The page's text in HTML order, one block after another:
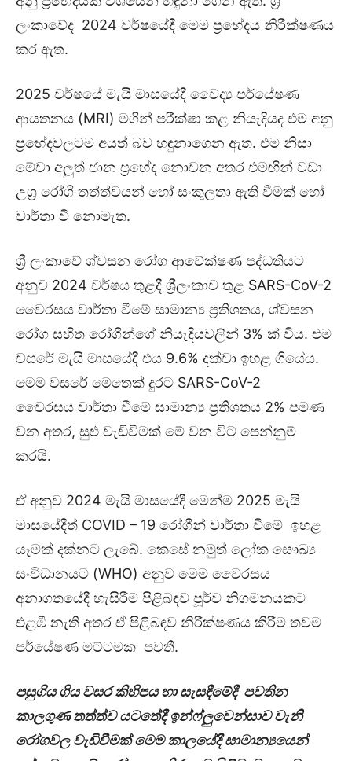
ලංකාවේද 2024 වර්ෂයේදී මෙම ප්‍රභේදය නිරීක්ෂණය
කර ඇත.
2025 වර්ෂයේ මැයි මාසයේදී වෛද්‍ය පර්යේෂණ
ආයතනය (MRI) මගින් පරීක්ෂා කළ නියැදියද එම අනු
ප්‍රභේදවලටම අයත් බව හඳුනාගෙන ඇත. එම නිසා
මේවා අලුත් ජාන ප්‍රභේද නොවන අතර එමඟින් වඩා
උග්‍ර රෝගී තත්ත්වයන් හෝ සංකූලතා ඇති වීමක් හෝ
වාර්තා වී නොමැත.
ශ්‍රී ලංකාවේ ශ්වසන රෝග ආවේක්ෂණ පද්ධතියට
අනුව 2024 වර්ෂය තුළදී ශ්‍රීලංකාව තුළ SARS-CoV-2
වෛරසය වාර්තා වීමේ සාමාන්‍ය ප්‍රතිශතය, ශ්වසන
රෝග සහිත රෝගීන්ගේ නියැදියවලින් 3% ක් විය. එම
වසරේ මැයි මාසයේදී එය 9.6% දක්වා ඉහළ ගියේය.
මෙම වසරේ මෙතෙක් දුරට SARS-CoV-2
වෛරසය වාර්තා වීමේ සාමාන්‍ය ප්‍රතිශතය 2% පමණ
වන අතර, සුළු වැඩිවීමක් මේ වන විට පෙන්නුම්
කරයි.
ඒ අනුව 2024 මැයි මාසයේදී මෙන්ම 2025 මැයි
මාසයේදීත් COVID – 19 රෝගීන් වාර්තා වීමේ ඉහළ
යෑමක් දක්නට ලැබේ. කෙසේ නමුත් ලෝක සෞඛ්‍ය
සංවිධානයට (WHO) අනුව මෙම වෛරසය
අනාගතයේදී හැසිරීම පිළිබඳව පූර්ව නිගමනයකට
එළඹී නැති අතර ඒ පිළිබඳව නිරීක්ෂණය කිරීම තවම
පර්යේෂණ මට්ටමක පවතී.
පසුගිය ගිය වසර කිහිපය හා සැසඳීමේදී පවතින
කාලගුණ තත්ත්ව යටතේදී ඉන්ෆ්ලුවෙන්සාව වැනි
රෝගවල වැඩිවීමක් මෙම කාලයේදී සාමාන්‍යයෙන්